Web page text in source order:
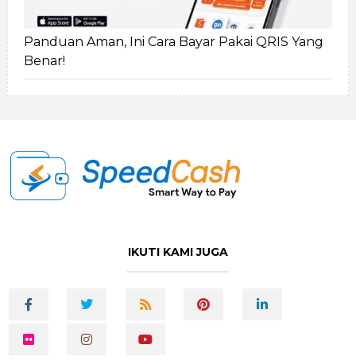
Panduan Aman, Ini Cara Bayar Pakai QRIS Yang
Benar!
IKUTI KAMI JUGA